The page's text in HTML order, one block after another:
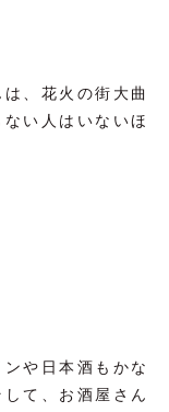
、花火の街大曲
い人はいないほ
や日本酒もかな
て、お酒屋さん